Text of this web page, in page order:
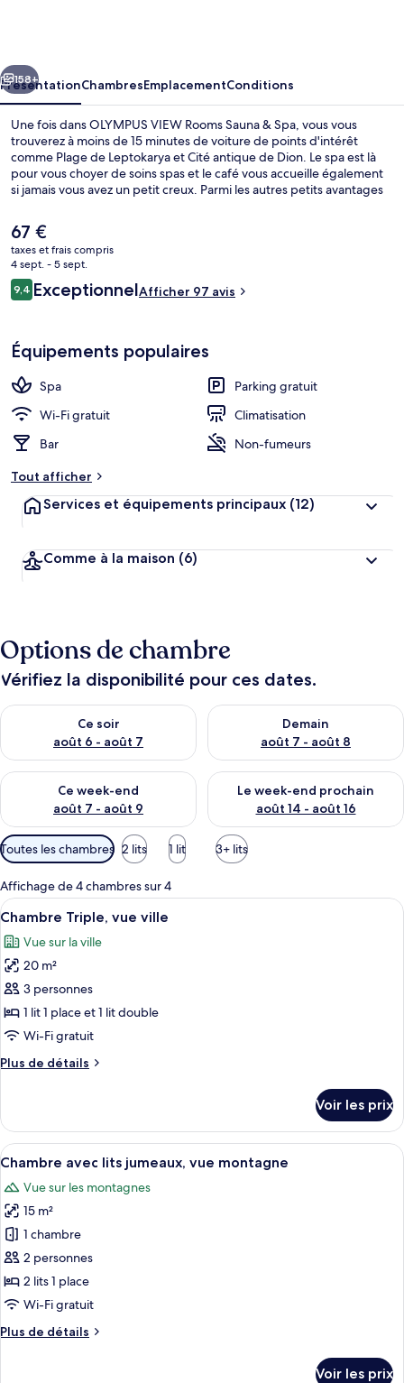
&
Spa
Suivant
158+
PrésentationChambresEmplacementConditions
Une fois dans OLYMPUS VIEW Rooms Sauna & Spa, vous vous
trouverez à moins de 15 minutes de voiture de points d'intérêt
comme Plage de Leptokarya et Cité antique de Dion. Le spa est là
pour vous choyer de soins spas et le café vous accueille également
si jamais vous avez un petit creux. Parmi les autres petits avantages
bar/une épicerie fine. Les autres voyageurs adorent le personnel
attentionné.
Le
prix
actuel
est
de
67 €
taxes et frais compris
4 sept. - 5 sept.
Avis
voyageurs
9,49,4 sur 10
ExceptionnelAfficher 97 avis
Équipements populaires
Spa
Parking gratuit
Wi-Fi gratuit
Climatisation
Bar
Non-fumeurs
Tout afficher
Services et équipements principaux (12)
Comme à la maison (6)
Options de chambre
Vérifiez la disponibilité pour ces dates.
Ce soir
août 6 - août 7
Vérifier la disponibilité pour ce soir août 6 - août 7
Demain
août 7 - août 8
Vérifier la disponibilité pour
Ce week-end
août 7 - août 9
Vérifier la disponibilité pour ce week-end août 7 - août 9
Le week-end prochain
août 14 - août 16
Vérifier la disponibilité pour
Filtres
disponibles
pour
les
chambres
Toutes les chambres 2 lits 1 lit 3+ lits
Affichage de 4 chambres sur 4
Afficher
toutes
les
photos
pour
ce
type
chambre :
vue
ville
Une chambre d’hôtel avec deux
14
Chambre Triple, vue ville
Vue sur la ville
20 m²
3 personnes
1 lit 1 place et 1 lit double
Wi-Fi gratuit
Plus de détails
Plus
le
type
de
Chambre
Triple,
vue
ville
Voir les prix
Afficher
toutes
les
photos
pour
ce
type
de
chambre :
Chambre
Une chambre d’hôtel avec deux lits,
23
Chambre avec lits jumeaux, vue montagne
Vue sur les montagnes
15 m²
1 chambre
2 personnes
2 lits 1 place
Wi-Fi gratuit
Plus de détails
Plus
Voir les prix